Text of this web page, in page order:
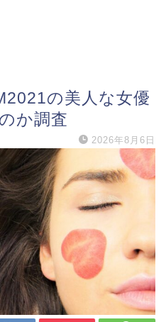
の美人な女優
か調査
2026年8月6日